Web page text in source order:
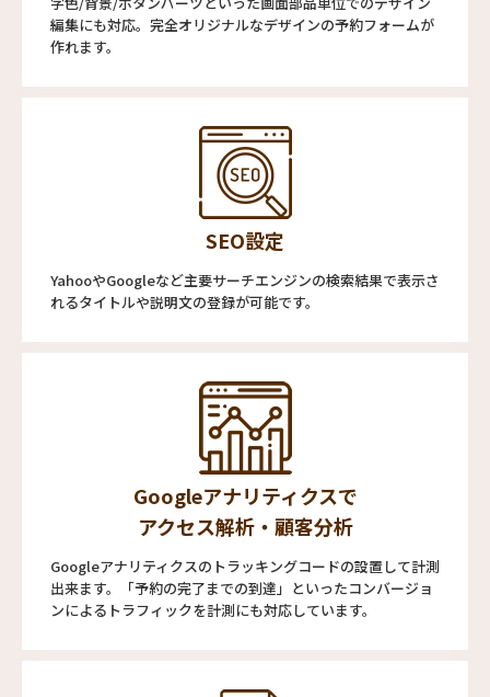
編集にも対応。完全オリジナルなデザインの予約フォームが
作れます。
SEO設定
YahooやGoogleなど主要サーチエンジンの検索結果で表示さ
れるタイトルや説明文の登録が可能です。
Googleアナリティクスで
アクセス解析・顧客分析
Googleアナリティクスのトラッキングコードの設置して計測
出来ます。「予約の完了までの到達」といったコンバージョ
ンによるトラフィックを計測にも対応しています。